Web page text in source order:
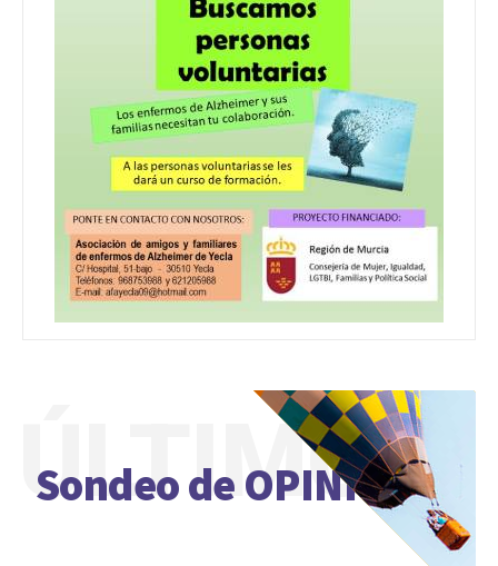
Sondeo de OPINIÓN
ÚLTIMO